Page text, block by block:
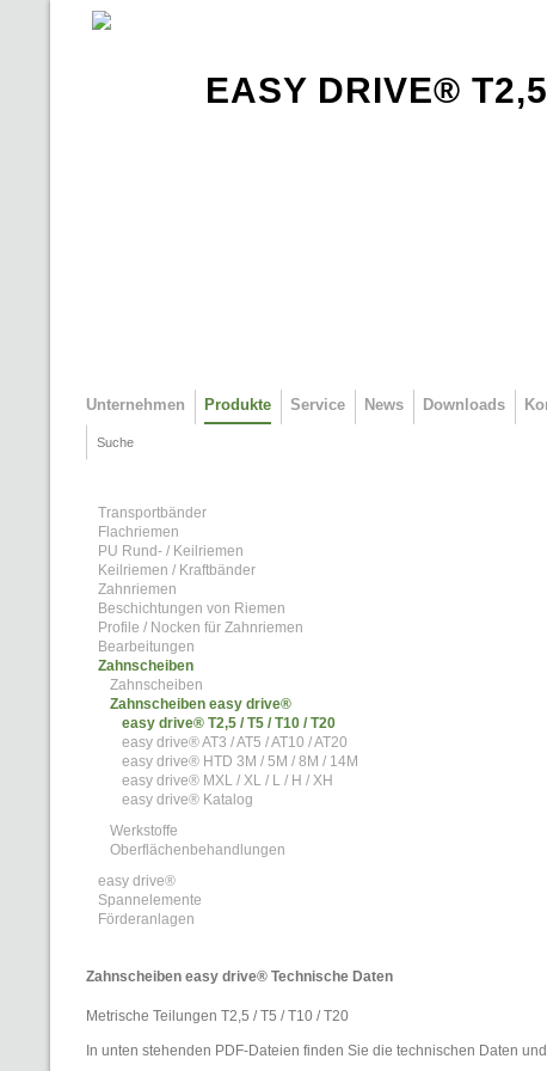
Direkt zum Inhalt
EASY DRIVE®
Unternehmen Produkte Service News Downloads
Suchformular
Suche
Transportbänder
Flachriemen
PU Rund- / Keilriemen
Keilriemen / Kraftbänder
Zahnriemen
Beschichtungen von Riemen
Profile / Nocken für Zahnriemen
Bearbeitungen
Zahnscheiben
Zahnscheiben
Zahnscheiben easy drive®
easy drive® T2,5 / T5 / T10 / T20
easy drive® AT3 / AT5 / AT10 / AT20
easy drive® HTD 3M / 5M / 8M / 14M
easy drive® MXL / XL / L / H / XH
easy drive® Katalog
Werkstoffe
Oberflächenbehandlungen
easy drive®
Spannelemente
Förderanlagen
Zahnscheiben easy drive® Technische Daten
Metrische Teilungen T2,5 / T5 / T10 / T20
In unten stehenden PDF-Dateien finden Sie die technischen Daten